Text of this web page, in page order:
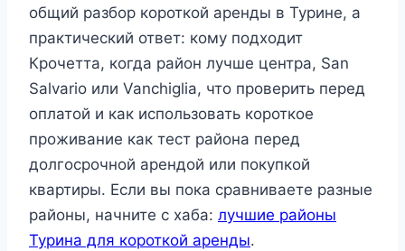
общий разбор короткой аренды в Турине, а
практический ответ: кому подходит
Крочетта, когда район лучше центра, San
Salvario или Vanchiglia, что проверить перед
оплатой и как использовать короткое
проживание как тест района перед
долгосрочной арендой или покупкой
квартиры. Если вы пока сравниваете разные
районы, начните с хаба: лучшие районы
Турина для короткой аренды.